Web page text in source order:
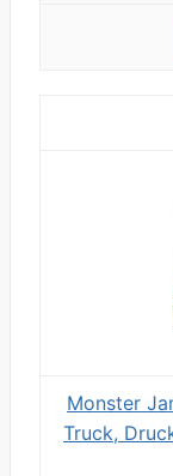
Monster
Truck,